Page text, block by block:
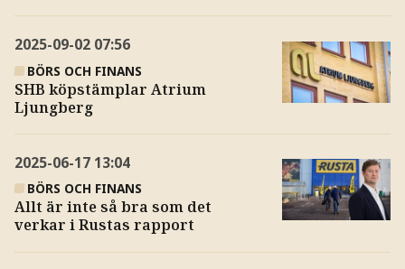
2025-09-02 07:56
BÖRS OCH FINANS
SHB köpstämplar Atrium
Ljungberg
2025-06-17 13:04
BÖRS OCH FINANS
Allt är inte så bra som det
verkar i Rustas rapport